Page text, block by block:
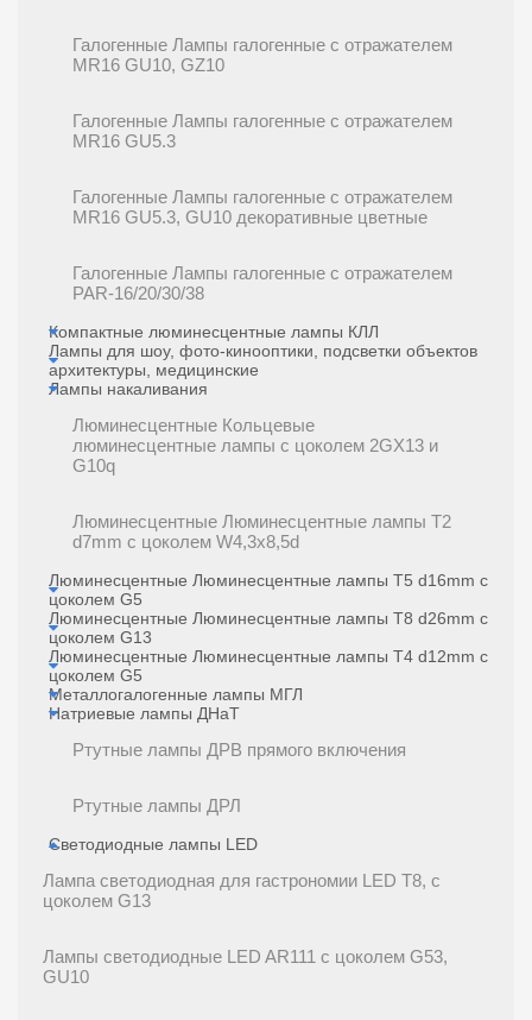
Галогенные Лампы галогенные с отражателем
MR16 GU10, GZ10
Галогенные Лампы галогенные с отражателем
MR16 GU5.3
Галогенные Лампы галогенные с отражателем
MR16 GU5.3, GU10 декоративные цветные
Галогенные Лампы галогенные с отражателем
PAR-16/20/30/38
Компактные люминесцентные лампы КЛЛ
Лампы для шоу, фото-кинооптики, подсветки объектов
архитектуры, медицинские
Лампы накаливания
Люминесцентные Кольцевые
люминесцентные лампы с цоколем 2GX13 и
G10q
Люминесцентные Люминесцентные лампы T2
d7mm с цоколем W4,3x8,5d
Люминесцентные Люминесцентные лампы T5 d16mm с
цоколем G5
Люминесцентные Люминесцентные лампы T8 d26mm с
цоколем G13
Люминесцентные Люминесцентные лампы Т4 d12mm с
цоколем G5
Металлогалогенные лампы МГЛ
Натриевые лампы ДНаТ
Ртутные лампы ДРВ прямого включения
Ртутные лампы ДРЛ
Светодиодные лампы LED
Лампа светодиодная для гастрономии LED T8, с
цоколем G13
Лампы светодиодные LED AR111 с цоколем G53,
GU10